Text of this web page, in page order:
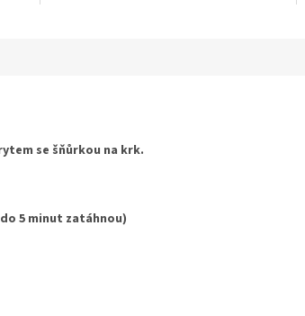
se šňůrkou na krk.
5 minut zatáhnou)